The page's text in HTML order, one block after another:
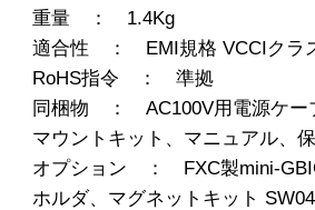
重量 ： 1.4Kg
適合性 ： EMI規格 VCCIクラ
RoHS指令 ： 準拠
同梱物 ： AC100V用電源ケー
マウントキット、マニュアル、
オプション ： FXC製mini-
ホルダ、マグネットキット SW04